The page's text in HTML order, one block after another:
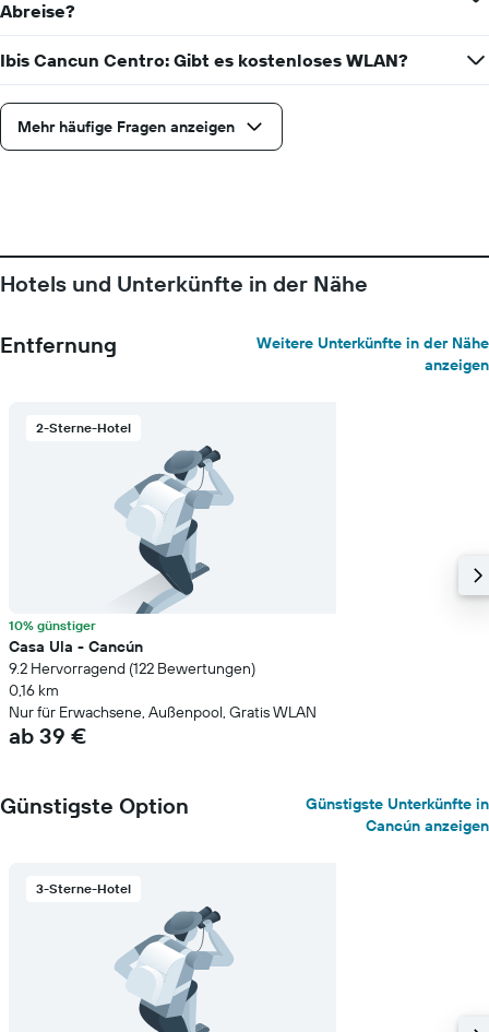
Zimmerpreis
anzeigt
Abreise?
Ibis Cancun Centro: Gibt es kostenloses WLAN?
Mehr häufige Fragen anzeigen
Hotels und Unterkünfte in der Nähe
Entfernung
Weitere Unterkünfte in der Nähe
anzeigen
2-Sterne-Hotel
10% günstiger
Casa Ula - Cancún
9.2 Hervorragend (122 Bewertungen)
0,16 km
Nur für Erwachsene, Außenpool, Gratis WLAN
ab 39 €
Günstigste Option
Günstigste Unterkünfte in
Cancún anzeigen
3-Sterne-Hotel